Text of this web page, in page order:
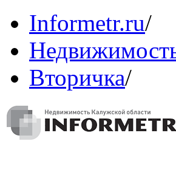
Informetr.ru/
Вторичка/